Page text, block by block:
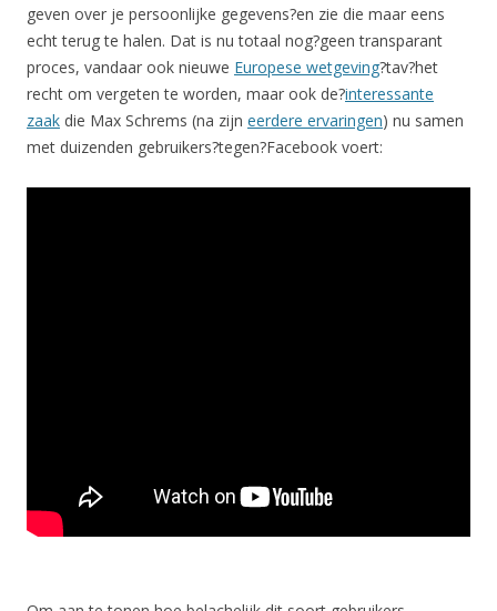
geven over je persoonlijke gegevens?en zie die maar eens
echt terug te halen. Dat is nu totaal nog?geen transparant
proces, vandaar ook nieuwe Europese wetgeving?tav?het
recht om vergeten te worden, maar ook de?interessante
zaak die Max Schrems (na zijn eerdere ervaringen) nu samen
met duizenden gebruikers?tegen?Facebook voert: